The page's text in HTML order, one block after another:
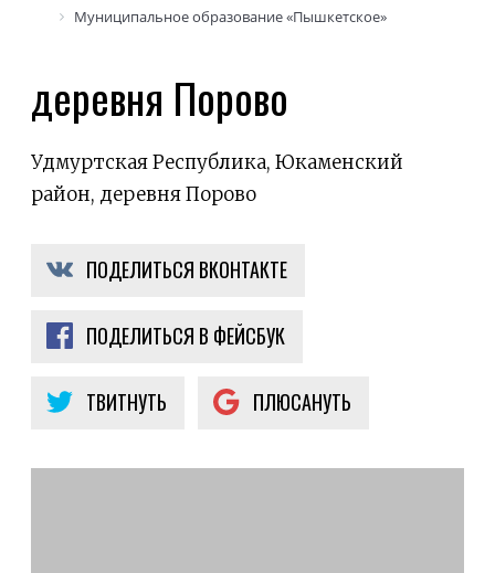
Муниципальное образование «Пышкетское»
деревня Порово
Удмуртская Республика, Юкаменский
район, деревня Порово
ПОДЕЛИТЬСЯ ВКОНТАКТЕ
ПОДЕЛИТЬСЯ В ФЕЙСБУК
ТВИТНУТЬ ПЛЮСАНУТЬ